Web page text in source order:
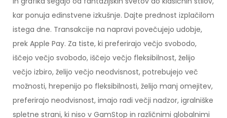
kar ponuja edinstvene izkušnje. Dajte prednost izplačilom
istega dne. Transakcije na napravi povečujejo udobje,
prek Apple Pay. Za tiste, ki preferirajo večjo svobodo,
iščejo večjo svobodo, iščejo večjo fleksibilnost, želijo
večjo izbiro, želijo večjo neodvisnost, potrebujejo več
možnosti, hrepenijo po fleksibilnosti, želijo manj omejitev,
preferirajo neodvisnost, imajo radi večji nadzor, igralniške
spletne strani, ki niso v GamStop in različnimi globalnimi